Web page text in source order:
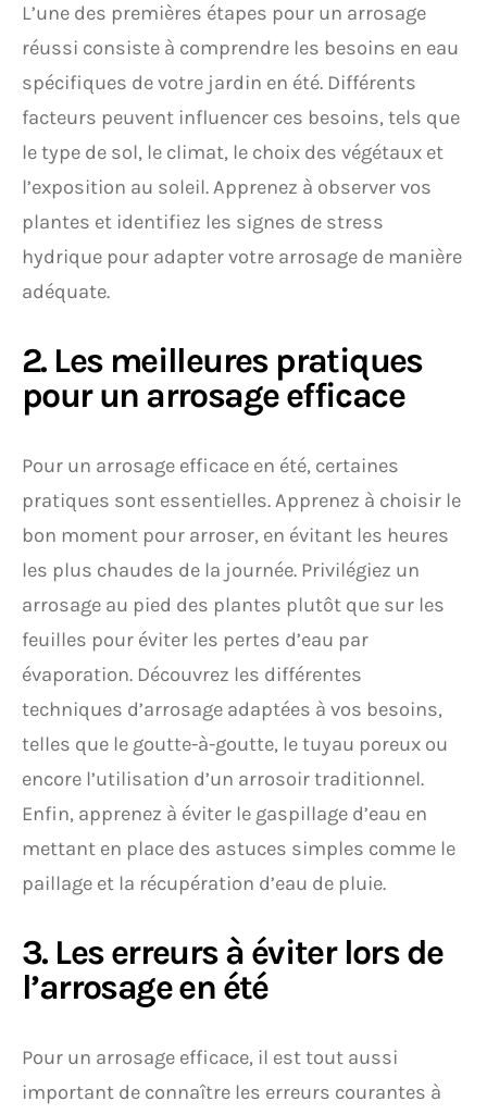
L’une des premières étapes pour un arrosage
réussi consiste à comprendre les besoins en eau
spécifiques de votre jardin en été. Différents
facteurs peuvent influencer ces besoins, tels que
le type de sol, le climat, le choix des végétaux et
l’exposition au soleil. Apprenez à observer vos
plantes et identifiez les signes de stress
hydrique pour adapter votre arrosage de manière
adéquate.
2. Les meilleures pratiques
pour un arrosage efficace
Pour un arrosage efficace en été, certaines
pratiques sont essentielles. Apprenez à choisir le
bon moment pour arroser, en évitant les heures
les plus chaudes de la journée. Privilégiez un
arrosage au pied des plantes plutôt que sur les
feuilles pour éviter les pertes d’eau par
évaporation. Découvrez les différentes
techniques d’arrosage adaptées à vos besoins,
telles que le goutte-à-goutte, le tuyau poreux ou
encore l’utilisation d’un arrosoir traditionnel.
Enfin, apprenez à éviter le gaspillage d’eau en
mettant en place des astuces simples comme le
paillage et la récupération d’eau de pluie.
3. Les erreurs à éviter lors de
l’arrosage en été
Pour un arrosage efficace, il est tout aussi
important de connaître les erreurs courantes à